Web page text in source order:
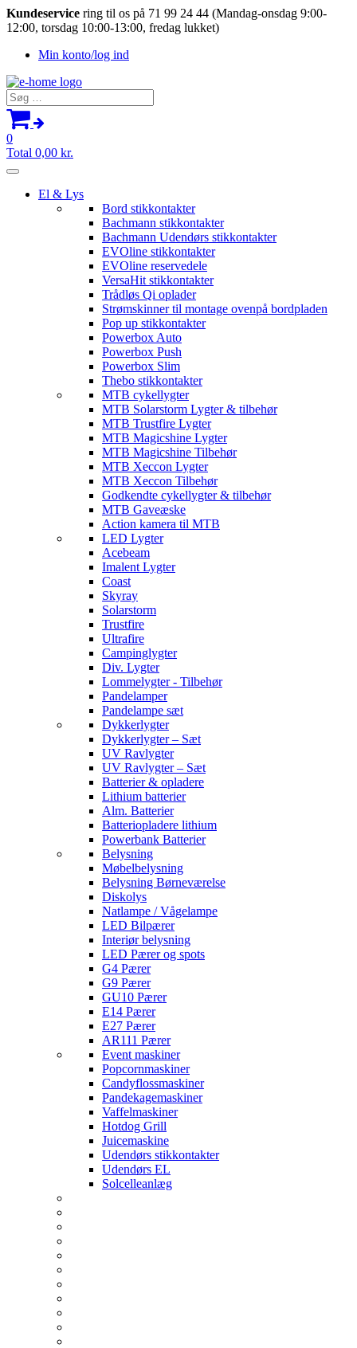
Kundeservice ring til os på 71 99 24 44 (Mandag-onsdag 9:00-
12:00, torsdag 10:00-13:00, fredag lukket)
Min konto/log ind
Søg
efter:
0
Total 0,00 kr.
El & Lys
Bord stikkontakter
Bachmann stikkontakter
Bachmann Udendørs stikkontakter
EVOline stikkontakter
EVOline reservedele
VersaHit stikkontakter
Trådløs Qi oplader
Strømskinner til montage ovenpå bordpladen
Pop up stikkontakter
Powerbox Auto
Powerbox Push
Powerbox Slim
Thebo stikkontakter
MTB cykellygter
MTB Solarstorm Lygter & tilbehør
MTB Trustfire Lygter
MTB Magicshine Lygter
MTB Magicshine Tilbehør
MTB Xeccon Lygter
MTB Xeccon Tilbehør
Godkendte cykellygter & tilbehør
MTB Gaveæske
Action kamera til MTB
LED Lygter
Acebeam
Imalent Lygter
Coast
Skyray
Solarstorm
Trustfire
Ultrafire
Campinglygter
Div. Lygter
Lommelygter - Tilbehør
Pandelamper
Pandelampe sæt
Dykkerlygter
Dykkerlygter – Sæt
UV Ravlygter
UV Ravlygter – Sæt
Batterier & opladere
Lithium batterier
Alm. Batterier
Batteriopladere lithium
Powerbank Batterier
Belysning
Møbelbelysning
Belysning Børneværelse
Diskolys
Natlampe / Vågelampe
LED Bilpærer
Interiør belysning
LED Pærer og spots
G4 Pærer
G9 Pærer
GU10 Pærer
E14 Pærer
E27 Pærer
AR111 Pærer
Event maskiner
Popcornmaskiner
Candyflossmaskiner
Pandekagemaskiner
Vaffelmaskiner
Hotdog Grill
Juicemaskine
Udendørs stikkontakter
Udendørs EL
Solcelleanlæg